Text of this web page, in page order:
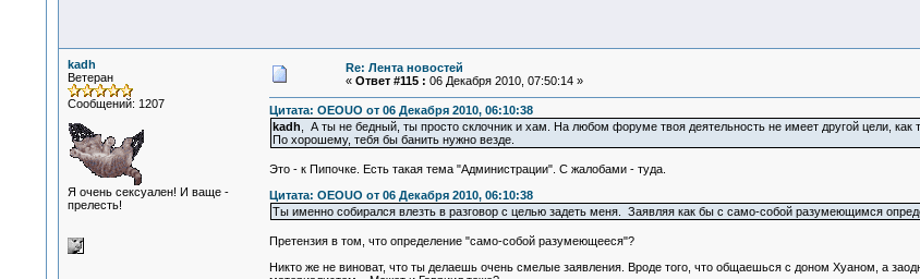
kadh
Ветеран
Сообщений: 1207
Я очень сексуален! И ваще -
прелесть!
Re: Лента новостей
« Ответ #115 : 06 Декабря 2010, 07:50:14 »
Цитата: OEOUO от 06 Декабря 2010, 06:10:38
kadh , А ты не бедный, ты просто склочник и хам. На любом форуме твоя деятельность не имеет другой цели, как
По хорошему, тебя бы банить нужно везде.
Это - к Пипочке. Есть такая тема "Администрации". С жалобами - туда.
Цитата: OEOUO от 06 Декабря 2010, 06:10:38
Ты именно собирался влезть в разговор с целью задеть меня. Заявляя как бы с само-собой разумеющимся
Претензия в том, что определение "само-собой разумеющееся"?
Никто же не виноват, что ты делаешь очень смелые заявления. Вроде того, что общаешься с доном Хуаном, а